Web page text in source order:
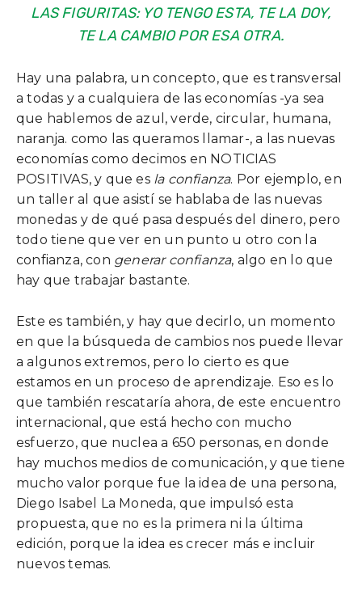
LAS FIGURITAS: YO TENGO ESTA, TE LA DOY,
TE LA CAMBIO POR ESA OTRA.
Hay una palabra, un concepto, que es transversal
a todas y a cualquiera de las economías -ya sea
que hablemos de azul, verde, circular, humana,
naranja. como las queramos llamar-, a las nuevas
economías como decimos en NOTICIAS
POSITIVAS, y que es la confianza. Por ejemplo, en
un taller al que asistí se hablaba de las nuevas
monedas y de qué pasa después del dinero, pero
todo tiene que ver en un punto u otro con la
confianza, con generar confianza, algo en lo que
hay que trabajar bastante.
Este es también, y hay que decirlo, un momento
en que la búsqueda de cambios nos puede llevar
a algunos extremos, pero lo cierto es que
estamos en un proceso de aprendizaje. Eso es lo
que también rescataría ahora, de este encuentro
internacional, que está hecho con mucho
esfuerzo, que nuclea a 650 personas, en donde
hay muchos medios de comunicación, y que tiene
mucho valor porque fue la idea de una persona,
Diego Isabel La Moneda, que impulsó esta
propuesta, que no es la primera ni la última
edición, porque la idea es crecer más e incluir
nuevos temas.